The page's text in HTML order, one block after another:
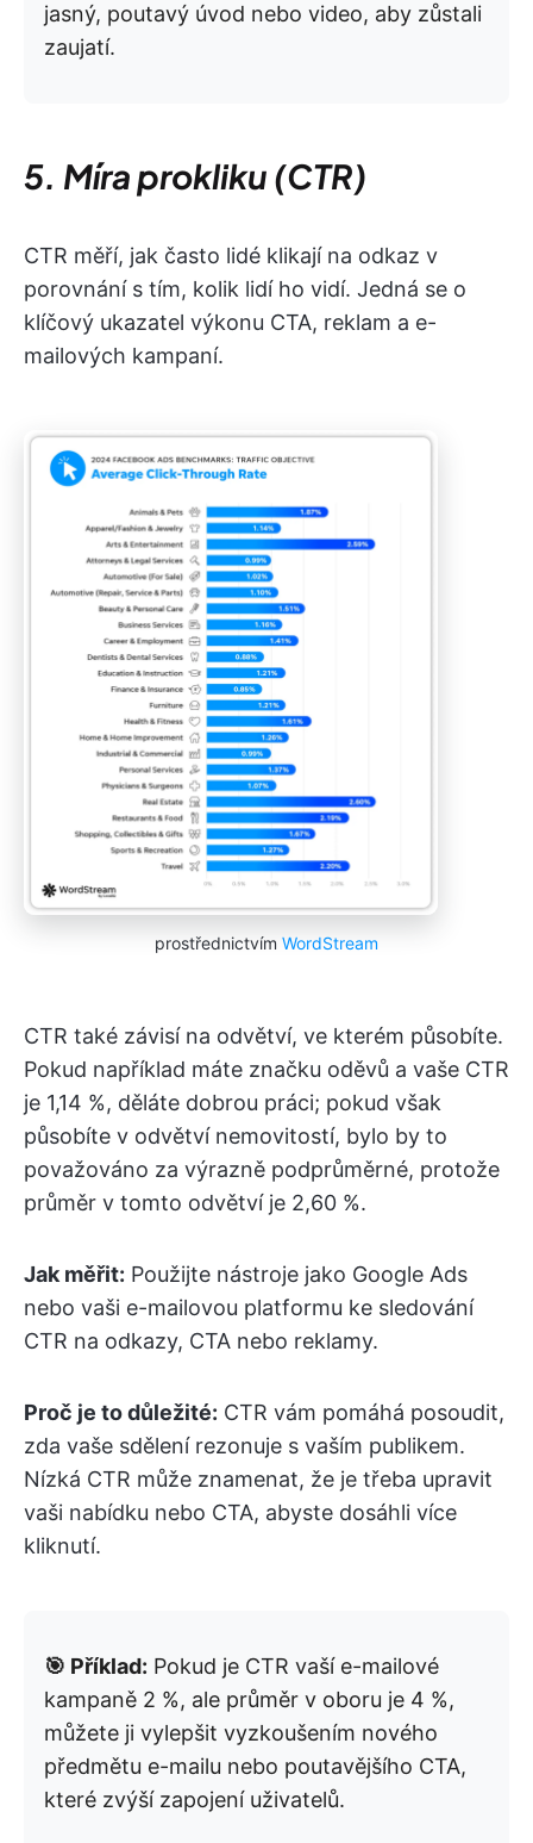
jasný, poutavý úvod nebo video, aby zůstali
zaujatí.
5. Míra prokliku (CTR)
CTR měří, jak často lidé klikají na odkaz v
porovnání s tím, kolik lidí ho vidí. Jedná se o
klíčový ukazatel výkonu CTA, reklam a e-
mailových kampaní.
prostřednictvím WordStream
CTR také závisí na odvětví, ve kterém působíte.
Pokud například máte značku oděvů a vaše CTR
je 1,14 %, děláte dobrou práci; pokud však
působíte v odvětví nemovitostí, bylo by to
považováno za výrazně podprůměrné, protože
průměr v tomto odvětví je 2,60 %.
Jak měřit: Použijte nástroje jako Google Ads
nebo vaši e-mailovou platformu ke sledování
CTR na odkazy, CTA nebo reklamy.
Proč je to důležité: CTR vám pomáhá posoudit,
zda vaše sdělení rezonuje s vaším publikem.
Nízká CTR může znamenat, že je třeba upravit
vaši nabídku nebo CTA, abyste dosáhli více
kliknutí.
🎯 Příklad: Pokud je CTR vaší e-mailové
kampaně 2 %, ale průměr v oboru je 4 %,
můžete ji vylepšit vyzkoušením nového
předmětu e-mailu nebo poutavějšího CTA,
které zvýší zapojení uživatelů.